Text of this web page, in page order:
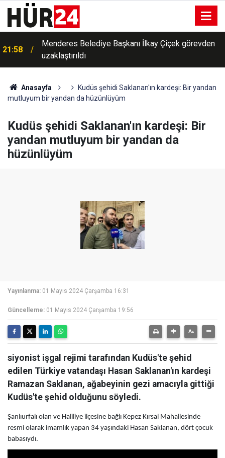
21:58
Menderes Belediye Başkanı İlkay Çiçek görevden
uzaklaştırıldı
Anasayfa
Kudüs şehidi Saklanan'ın kardeşi: Bir yandan
mutluyum bir yandan da hüzünlüyüm
Kudüs şehidi Saklanan'ın kardeşi: Bir
yandan mutluyum bir yandan da
hüzünlüyüm
Yayınlanma: 01 Mayıs 2024 Çarşamba 16:31
Güncelleme: 01 Mayıs 2024 Çarşamba 19:56
siyonist işgal rejimi tarafından Kudüs'te şehid
edilen Türkiye vatandaşı Hasan Saklanan'ın kardeşi
Ramazan Saklanan, ağabeyinin gezi amacıyla gittiği
Kudüs'te şehid olduğunu söyledi.
Şanlıurfalı olan ve Haliliye ilçesine bağlı Kepez Kırsal Mahallesinde
resmi olarak imamlık yapan 34 yaşındaki Hasan Saklanan, dört çocuk
babasıydı.